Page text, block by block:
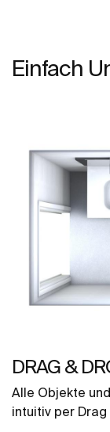
Einfach
DRAG &
Alle Objekte
intuitiv per